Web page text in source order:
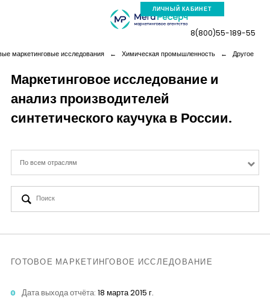
ЛИЧНЫЙ КАБИНЕТ
Компания
Новая реальность
Кейсы
8(800)55-189-55
маркетинговые исследования ← Химическая промышленность ← Другое
Маркетинговое исследование и
анализ производителей
синтетического каучука в России.
По всем отраслям
ГОТОВОЕ МАРКЕТИНГОВОЕ ИССЛЕДОВАНИЕ
Дата выхода отчёта: 18 марта 2015 г.